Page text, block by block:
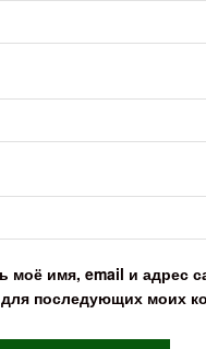
моё имя, email и адрес
последующих моих